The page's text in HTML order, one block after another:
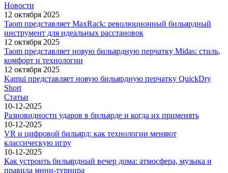
Новости
12 октября 2025
Taom представляет MaxRack: революционный бильярдный
инструмент для идеальных расстановок
12 октября 2025
Taom представляет новую бильярдную перчатку Midas: стиль,
комфорт и технологии
12 октября 2025
Kamui представляет новую бильярдную перчатку QuickDry
Short
Статьи
10-12-2025
Разновидности ударов в бильярде и когда их применять
10-12-2025
VR и цифровой бильярд: как технологии меняют
классическую игру
10-12-2025
Как устроить бильярдный вечер дома: атмосфера, музыка и
правила мини-турнира